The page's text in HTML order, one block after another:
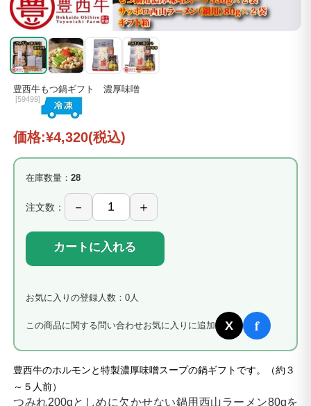
豊西牛もつ鍋ギフト 濃厚味噌
[59499]
価格:¥4,320(税込)
在庫数量： 28
注文数：
カートに入れる
お気に入りの登録人数：0人
この商品に関する問い合わせお気に入りに追加 X f
豊西牛のホルモンと特製濃厚味噌スープの鍋ギフトです。（約３
～５人前）
つみれ200gとしめに欠かせない鍋用西山ラーメン80gを